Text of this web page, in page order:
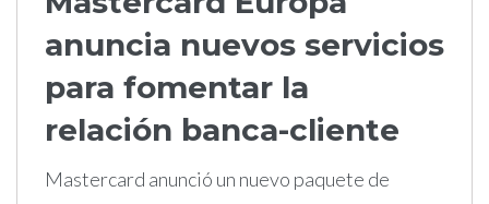
anuncia nuevos servicios
para fomentar la
relación banca-cliente
Mastercard anunció un nuevo paquete de